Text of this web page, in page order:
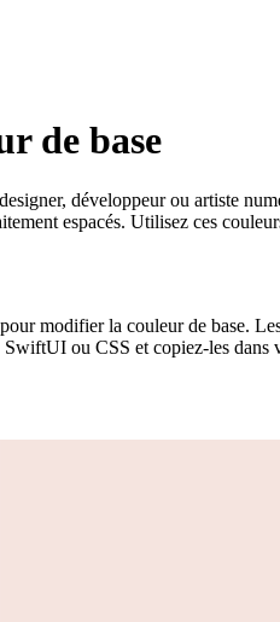
de base
développeur ou artiste
espacés. Utilisez ces
modifier la couleur de base.
ou CSS et copiez-les dans